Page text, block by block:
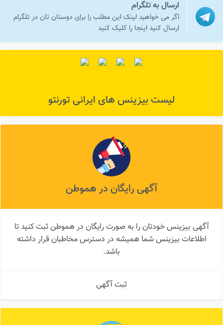
ارسال به تلگرام
اگر می خواهید لینک این مطلب را برای دوستان تان در تلگرام
ارسال کنید اینجا را کلیک کنید
لیست بیزینس های ایرانی تورنتو
آگهی رایگان در هموطن
آگهی بیزینس خودتان را به صورت رایگان در هموطن ثبت کنید تا
اطلاعات بیزینس شما همیشه در دسترس مخاطبان قرار داشته
باشد.
ثبت آگهی